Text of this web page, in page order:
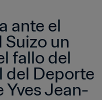
ante el
Suizo un
fallo del
del Deporte
Yves Jean-